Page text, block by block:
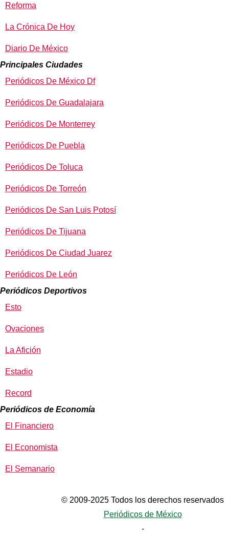
Reforma
La Crónica De Hoy
Diario De México
Principales Ciudades
Periódicos De México Df
Periódicos De Guadalajara
Periódicos De Monterrey
Periódicos De Puebla
Periódicos De Toluca
Periódicos De Torreón
Periódicos De San Luis Potosí
Periódicos De Tijuana
Periódicos De Ciudad Juarez
Periódicos De León
Periódicos Deportivos
Esto
Ovaciones
La Afición
Estadio
Record
Periódicos de Economía
El Financiero
El Economista
El Semanario
© 2009-2025 Todos los derechos reservados
Periódicos de México
-